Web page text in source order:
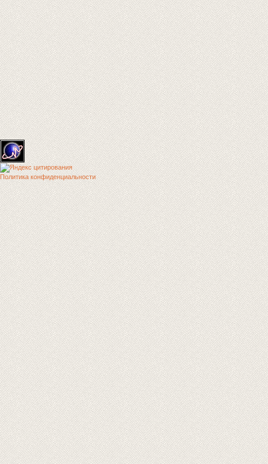
Политика конфиденциальности